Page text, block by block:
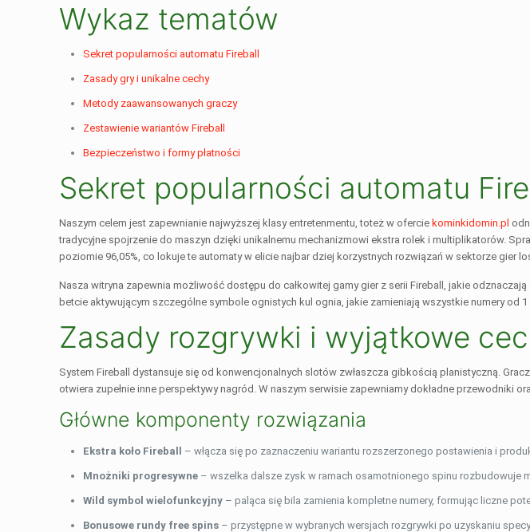
Wykaz tematów
Sekret popularności automatu Fireball
Zasady gry i unikalne cechy
Metody zaawansowanych graczy
Zestawienie wariantów Fireball
Bezpieczeństwo i formy płatności
Sekret popularności automatu
Naszym celem jest zapewnianie najwyższej klasy entretenmentu, toteż w ofercie kominkidomin.pl
tradycyjne spojrzenie do maszyn dzięki unikalnemu mechanizmowi ekstra rolek i multiplikatorów.
poziomie 96,05%, co lokuje te automaty w elicie najbar dziej korzystnych rozwiązań w sektorze gier
Nasza witryna zapewnia możliwość dostępu do całkowitej gamy gier z serii Fireball, jakie
betcie aktywującym szczególne symbole ognistych kul ognia, jakie zamieniają wszystkie numery od
Zasady rozgrywki i wyjątkowe
System Fireball dystansuje się od konwencjonalnych slotów zwłaszcza gibkością planistyczną.
otwiera zupełnie inne perspektywy nagród. W naszym serwisie zapewniamy dokładne
Główne komponenty rozwiązania
Ekstra koło Fireball – włącza się po zaznaczeniu wariantu rozszerzonego postawienia i
Mnożniki progresywne – wszelka dalsze zysk w ramach osamotnionego spinu rozbudowuje
Wild symbol wielofunkcyjny – paląca się bila zamienia kompletne numery, formując liczne
Bonusowe rundy free spins – przystępne w wybranych wersjach rozgrywki po uzyskaniu